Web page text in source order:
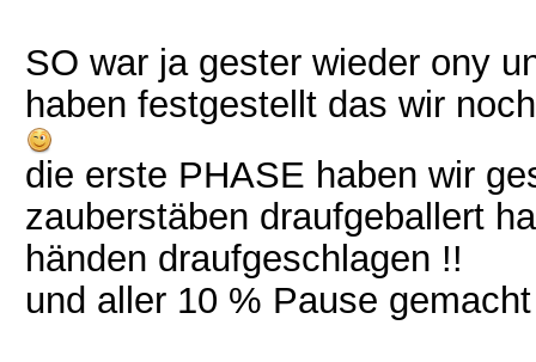
SO war ja gester wieder ony
haben festgestellt das wir
die erste PHASE haben wir
zauberstäben draufgeballert
händen draufgeschlagen !!
und aller 10 % Pause